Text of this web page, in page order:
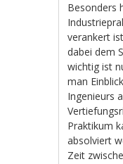
Besonders
verankert
dabei dem
wichtig ist
man
Ingenieurs
Praktikum
absolviert
Zeit